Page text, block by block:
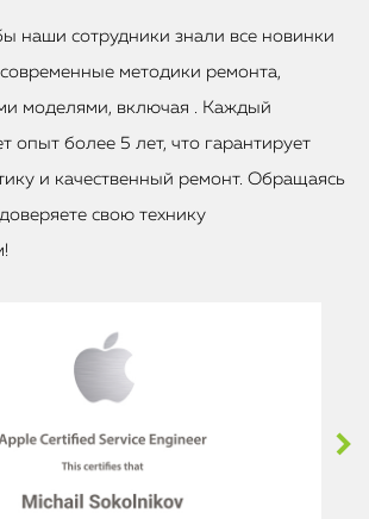
наши сотрудники знали все новинки
методики ремонта,
моделями, включая . Каждый
опыт более 5 лет, что гарантирует
и качественный ремонт. Обращаясь
свою технику